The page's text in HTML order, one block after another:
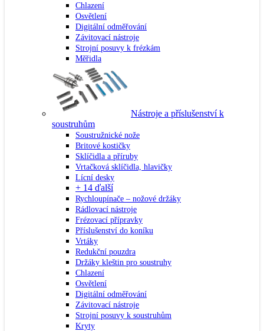
Chlazení
Osvětlení
Digitální odměřování
Závitovací nástroje
Strojní posuvy k frézkám
Měřidla
Nástroje a příslušenství k
soustruhům
Soustružnické nože
Britové kostičky
Sklíčidla a příruby
Vrtačková sklíčidla, hlavičky
Lícní desky
+ 14 ďalší
Rychloupínače – nožové držáky
Rádlovací nástroje
Frézovací přípravky
Příslušenství do koníku
Vrtáky
Redukční pouzdra
Držáky kleštin pro soustruhy
Chlazení
Osvětlení
Digitální odměřování
Závitovací nástroje
Strojní posuvy k soustruhům
Kryty